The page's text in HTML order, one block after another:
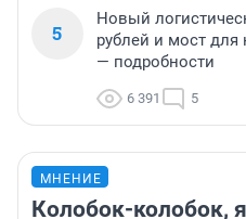
3
Обрушившийся в
планирует
происходит внутри
6 766 9
4
Какой район
для жизни — опрос
6 417 5